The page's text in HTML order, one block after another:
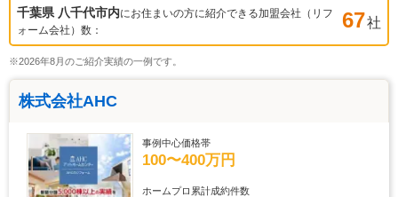
千葉県 八千代市内にお住まいの方に紹介できる加盟会社（リフ
ォーム会社）数：
67社
※2026年8月のご紹介実績の一例です。
株式会社AHC
事例中心価格帯
100〜400万円
ホームプロ累計成約件数